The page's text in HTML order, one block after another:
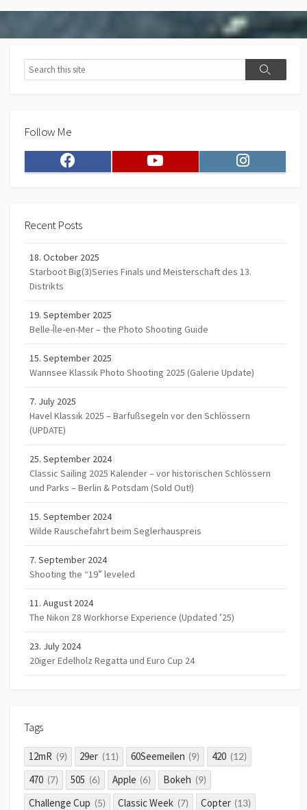
Search
Search
Follow Me
Facebook Instagram
Recent Posts
18. October 2025
Starboot Big(3)Series Finals und Meisterschaft des 13.
Distrikts
19. September 2025
Belle-Île-en-Mer – the Photo Shooting Guide
15. September 2025
Wannsee Klassik Photo Shooting 2025 (Galerie Update)
7. July 2025
Havel Klassik 2025 – Barfußsegeln vor den Schlössern
(UPDATE)
25. September 2024
Classic Sailing 2025 Kalender – vor historischen Schlössern
und Parks – Berlin & Potsdam (Sold Out!)
15. September 2024
Wilde Rauschefahrt beim Seglerhauspreis
7. September 2024
Shooting the “19” leveled
11. August 2024
The Nikon Z8 Workhorse Experience (Updated ’25)
23. July 2024
20iger Edelholz Regatta und Euro Cup 24
Tags
12mR (9) 29er (11) 60Seemeilen (9) 420 (12)
470 (7) 505 (6) Apple (6) Bokeh (9)
Challenge Cup (5) Classic Week (7) Copter (13)